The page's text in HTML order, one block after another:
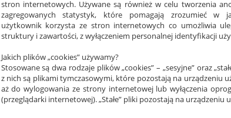
stron internetowych. Używane są również w celu tworzenia
zagregowanych statystyk, które pomagają zrozumieć w
użytkownik korzysta ze stron internetowych co umożliwia
struktury i zawartości, z wyłączeniem personalnej identyfikacji
Jakich plików „cookies” używamy?
Stosowanesą dwa rodzajeplików„cookies” – „sesyjne”oraz
znich są plikamitymczasowymi, które pozostająna urządzeniu
ażdo wylogowania zestronyinternetowejlub wyłączenia
(przeglądarkiinternetowej).„Stałe”plikipozostająnaurządzeniu